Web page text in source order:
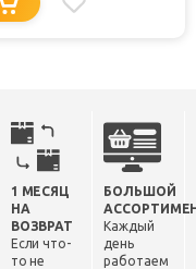
1 МЕСЯЦ
НА
ВОЗВРАТ
Если что-
то не
БОЛЬШОЙ
Каждый
день
работаем